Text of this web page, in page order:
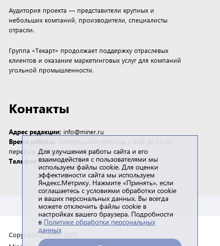
Аудитория проекта — представители крупных и
небольших компаний, производители, специалисты
отрасли.
Группа «Текарт» продолжает поддержку отраслевых
клиентов и оказание маркетинговых услуг для компаний
угольной промышленности.
Контакты
Адрес редакции: info@miner.ru
Время работы:
перерыв с 12:30 до 13:30 (мск)
Телефон: (495) 790-7591
Copyright © 1999-2026,
Для улучшения работы сайта и его
взаимодействия с пользователями мы
используем файлы cookie. Для оценки
эффективности сайта мы используем
Яндекс.Метрику. Нажмите «Принять», если
соглашаетесь с условиями обработки cookie
и ваших персональных данных. Вы всегда
можете отключить файлы cookie в
настройках вашего браузера. Подробности
в Политике обработки персональных
данных